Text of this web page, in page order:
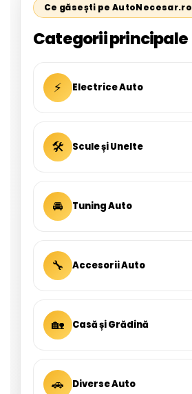
Ce găsești pe AutoNecesar.ro
Categorii principale
⚡ Electrice Auto
🛠 Scule și Unelte
🚘 Tuning Auto
🔧 Accesorii Auto
🏡 Casă și Grădină
🚗 Diverse Auto